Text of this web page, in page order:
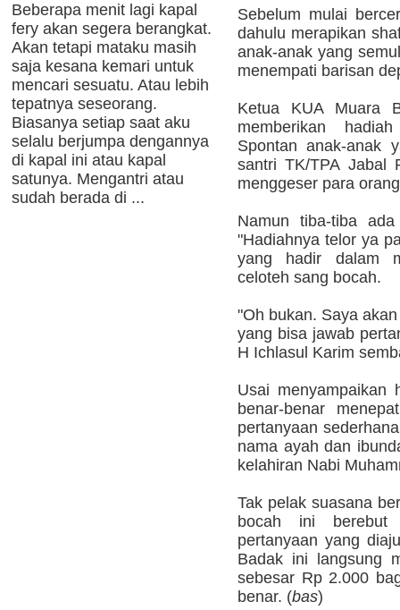
Beberapa menit lagi kapal
fery akan segera berangkat.
Akan tetapi mataku masih
saja kesana kemari untuk
mencari sesuatu. Atau lebih
tepatnya seseorang.
Biasanya setiap saat aku
selalu berjumpa dengannya
di kapal ini atau kapal
satunya. Mengantri atau
sudah berada di ...
Sebelum mulai
dahulu merapikan
anak-anak yang
menempati barisan
Ketua KUA Muara
memberikan
Spontan anak-anak
santri TK/TPA Jabal
menggeser para
Namun tiba-tiba
"Hadiahnya telor ya
yang hadir dalam
celoteh sang bocah.
"Oh bukan. Saya
yang bisa jawab
H Ichlasul Karim
Usai menyampaikan
benar-benar
pertanyaan
nama ayah dan
kelahiran Nabi
Tak pelak suasana
bocah ini berebut
pertanyaan yang
Badak ini langsung
sebesar Rp 2.000
benar. (bas)